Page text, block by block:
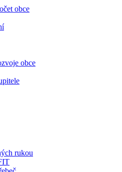
obce
obce
rukou